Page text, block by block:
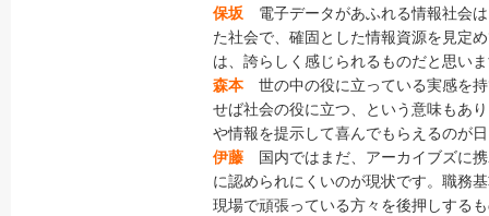
保坂 電子データがあふれる情報社会
た社会で、確固とした情報資源を見定
は、誇らしく感じられるものだと思い
森本世の中の役に立っている実感を持
せば社会の役に立つ、という意味もあ
や情報を提示して喜んでもらえるのが
伊藤 国内ではまだ、アーカイブズに
に認められにくいのが現状です。職務
現場で頑張っている方々を後押しする